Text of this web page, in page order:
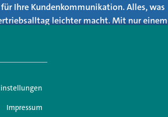
Ihre Kundenkommunikation. Alles, was
leichter macht. Mit nur einem
Impressum